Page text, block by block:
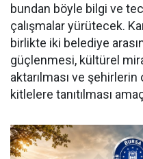
bundan böyle bilgi ve
çalışmalar yürütecek.
birlikte iki belediye
güçlenmesi, kültürel
aktarılması ve
kitlelere tanıtılması